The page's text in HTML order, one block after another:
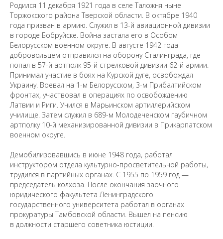
Родился 11 декабря 1921 года в селе Таложня ныне
Торжокского района Тверской области. В октябре 1940
года призван в армию. Служил в 13-й авиационной дивизии
в городе Бобруйске. Война застала его в Особом
Белорусском военном округе. В августе 1942 года
добровольцем отправился на оборону Сталинграда, где
попал в 57-й артполк 95-й стрелковой дивизии 62-й армии.
Принимал участие в боях на Курской дуге, освобождал
Украину. Воевал на 1-м Белорусском, 3-м Прибалтийском
фронтах, участвовал в операциях по освобождению
Латвии и Риги. Учился в Марьинском артиллерийском
училище. Затем служил в 689-м Молодеченском гаубичном
артполку 10-й механизированной дивизии в Прикарпатском
военном округе.
Демобилизовавшись в июне 1948 года, работал
инструктором отдела культурно-просветительной работы,
трудился в партийных органах. С 1955 по 1959 год —
председатель колхоза. После окончания заочного
юридического факультета Ленинградского
государственного университета работал в органах
прокуратуры Тамбовской области. Вышел на пенсию
в должности старшего советника юстиции.
Предложить
дополнения к материалу
Уважаемые универсанты и гости! Если
вы заметили неточность в опубликованных
сведениях, пожалуйста, сообщите об этом
на электронный адресpro@spbu.ru